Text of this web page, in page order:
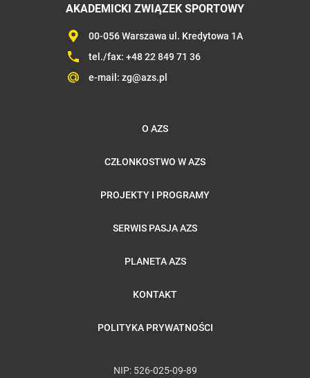
AKADEMICKI ZWIĄZEK SPORTOWY
00-056 Warszawa ul. Kredytowa 1A
tel./fax: +48 22 849 71 36
e-mail: zg@azs.pl
O AZS
CZŁONKOSTWO W AZS
PROJEKTY I PROGRAMY
SERWIS PASJA AZS
PLANETA AZS
KONTAKT
POLITYKA PRYWATNOŚCI
NIP: 526-025-09-89